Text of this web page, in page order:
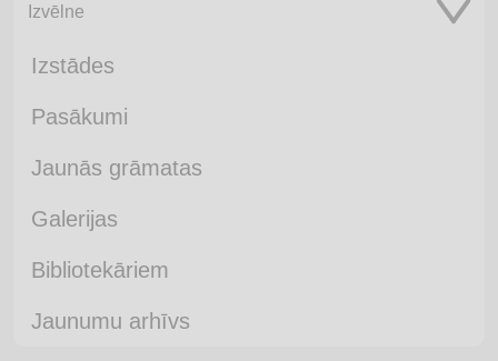
Izvēlne
Izstādes
Pasākumi
Jaunās grāmatas
Galerijas
Bibliotekāriem
Jaunumu arhīvs